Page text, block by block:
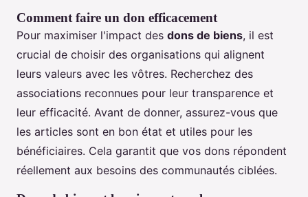
Comment faire un don efficacement
Pour maximiser l'impact des dons de biens, il est
crucial de choisir des organisations qui alignent
leurs valeurs avec les vôtres. Recherchez des
associations reconnues pour leur transparence et
leur efficacité. Avant de donner, assurez-vous que
les articles sont en bon état et utiles pour les
bénéficiaires. Cela garantit que vos dons répondent
réellement aux besoins des communautés ciblées.